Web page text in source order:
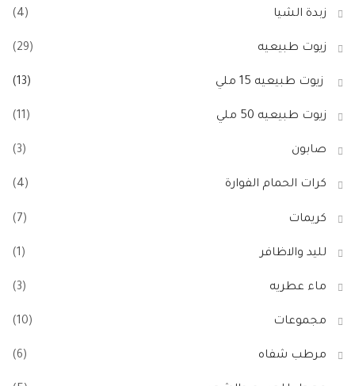
زبدة الشيا (4)
زيوت طبيعيه (29)
زيوت طبيعيه 15 ملي (13)
زيوت طبيعيه 50 ملي (11)
صابون (3)
كرات الحمام الفوارة (4)
كريمات (7)
لليد والاظافر (1)
ماء عطريه (3)
مجموعات (10)
مرطب شفاه (6)